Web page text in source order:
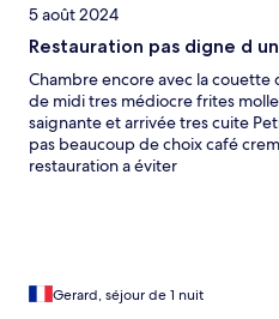
5 août 2024
Restauration pas digne d
Chambre encore avec la
de midi tres médiocre frites
saignante et arrivée tres cuite
pas beaucoup de choix café
restauration a éviter
Gerard, séjour de 1 nuit